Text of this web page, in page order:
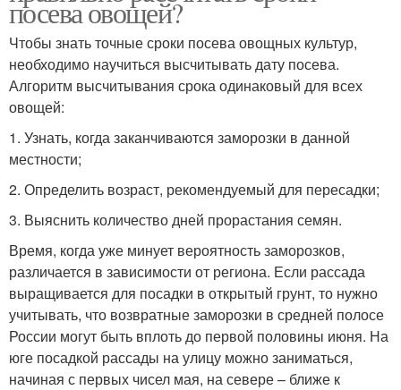
посева овощей?
Чтобы знать точные сроки посева овощных культур,
необходимо научиться высчитывать дату посева.
Алгоритм высчитывания срока одинаковый для всех
овощей:
1. Узнать, когда заканчиваются заморозки в данной
местности;
2. Определить возраст, рекомендуемый для пересадки;
3. Выяснить количество дней прорастания семян.
Время, когда уже минует вероятность заморозков,
различается в зависимости от региона. Если рассада
выращивается для посадки в открытый грунт, то нужно
учитывать, что возвратные заморозки в средней полосе
России могут быть вплоть до первой половины июня. На
юге посадкой рассады на улицу можно заниматься,
начиная с первых чисел мая, на севере – ближе к